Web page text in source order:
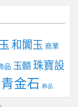
和闐玉 商業
品 玉髓珠寶設
青金石 飾品